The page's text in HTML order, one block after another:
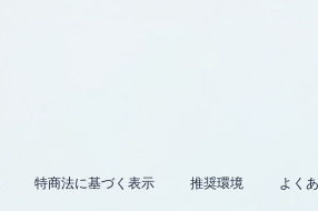
特商法に基づく表示 推奨環境 よく